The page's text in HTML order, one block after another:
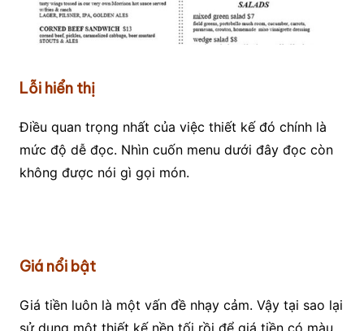
Lỗi hiển thị
Điều quan trọng nhất của việc thiết kế đó chính là
mức độ dễ đọc. Nhìn cuốn menu dưới đây đọc còn
không được nói gì gọi món.
Giá nổi bật
Giá tiền luôn là một vấn đề nhạy cảm. Vậy tại sao lại
sử dụng một thiết kế nền tối rồi để giá tiền có màu